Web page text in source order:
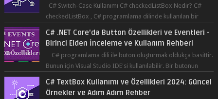
bileşendir. checkedListBox, ku...
C# .NET Core'da Button Özellikleri ve Eventleri -
Birinci Elden İnceleme ve Kullanım Rehberi
C# programlama dili ile buton oluşturmak oldukça basittir.
Bunun için Visual Studio IDE'si kullanılabilir. Bir butonun
tıklanma olay...
C# TextBox Kullanımı ve Özellikleri 2024: Güncel
Örnekler ve Adım Adım Rehber
C# TextBox Kullanımı ve Özellikleri Giriş: C# programlama
dili, geliştiricilere çeşitli araçlar sağlar ve kullanıcıların